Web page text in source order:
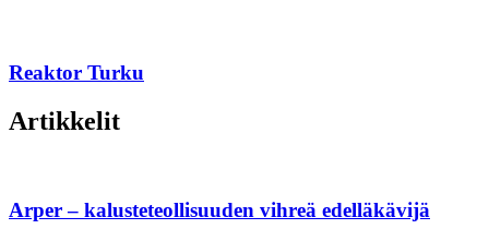
Reaktor Turku
Artikkelit
Arper – kalusteteollisuuden vihreä edelläkävijä